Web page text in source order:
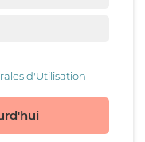
d'Utilisation